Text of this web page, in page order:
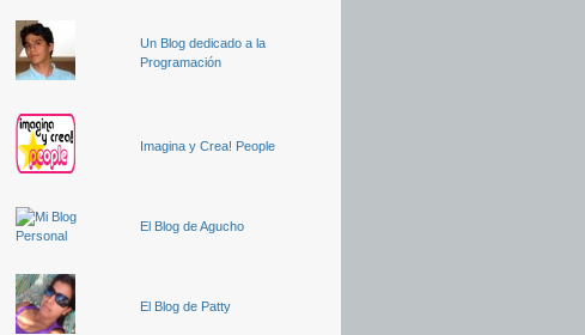
Un Blog dedicado a la
Programación
Imagina y Crea! People
El Blog de Agucho
El Blog de Patty